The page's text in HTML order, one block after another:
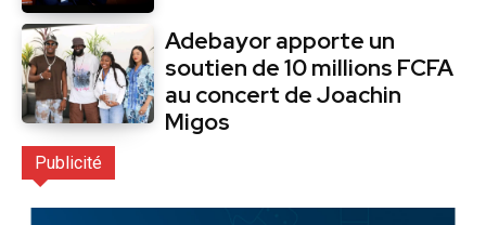
Adebayor apporte un
soutien de 10 millions FCFA
au concert de Joachin
Migos
Publicité